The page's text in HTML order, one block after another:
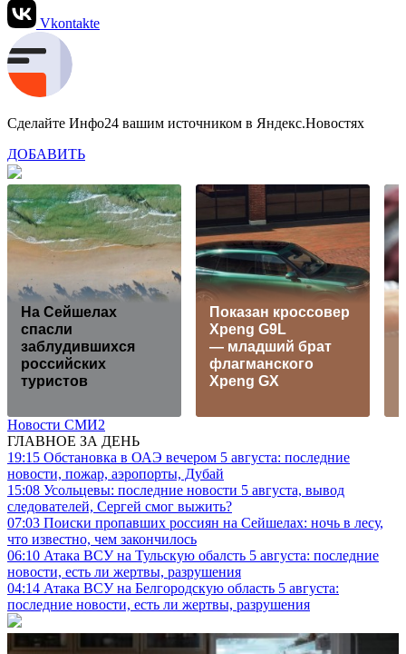
Vkontakte
Сделайте Инфо24 вашим источником в Яндекс.Новостях
ДОБАВИТЬ
На Сейшелах
спасли
заблудившихся
российских
туристов
Показан кроссовер
Xpeng G9L
— младший брат
флагманского
Xpeng GX
Новости СМИ2
ГЛАВНОЕ ЗА ДЕНЬ
19:15 Обстановка в ОАЭ вечером 5 августа: последние
новости, пожар, аэропорты, Дубай
15:08 Усольцевы: последние новости 5 августа, вывод
следователей, Сергей смог выжить?
07:03 Поиски пропавших россиян на Сейшелах: ночь в лесу,
что известно, чем закончилось
06:10 Атака ВСУ на Тульскую обалсть 5 августа: последние
новости, есть ли жертвы, разрушения
04:14 Атака ВСУ на Белгородскую область 5 августа:
последние новости, есть ли жертвы, разрушения